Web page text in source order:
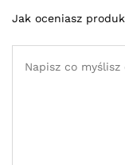
Jak oceniasz